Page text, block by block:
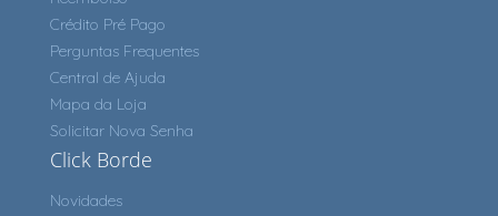
Crédito Pré Pago
Perguntas Frequentes
Central de Ajuda
Mapa da Loja
Solicitar Nova Senha
Click Borde
Novidades